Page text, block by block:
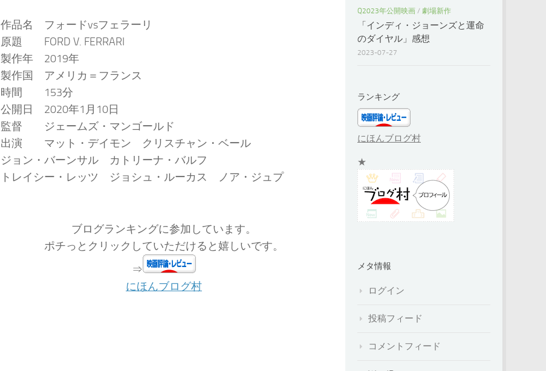
作品名 フォードvsフェラーリ
原題 FORD V. FERRARI
製作年 2019年
製作国 アメリカ＝フランス
時間 153分
公開日 2020年1月10日
監督 ジェームズ・マンゴールド
出演 マット・デイモン クリスチャン・ベール
ジョン・バーンサル カトリーナ・バルフ
トレイシー・レッツ ジョシュ・ルーカス ノア・ジュプ
ブログランキングに参加しています。
ポチっとクリックしていただけると嬉しいです。
⇒
にほんブログ村
Q2023年公開映画 / 劇場新作
「インディ・ジョーンズと運命
のダイヤル」感想
2023-07-27
ランキング
にほんブログ村
★
メタ情報
ログイン
投稿フィード
コメントフィード